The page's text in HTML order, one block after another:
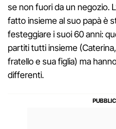
se non fuori da un negozio.
fatto insieme al suo papà è
festeggiare i suoi 60 anni:
partiti tutti insieme
fratello e sua figlia) ma
differenti.